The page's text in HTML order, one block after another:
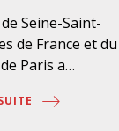
Seine-Saint-
de France et du
Paris a
en œuvre de